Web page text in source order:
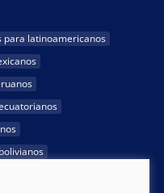
para latinoamericanos